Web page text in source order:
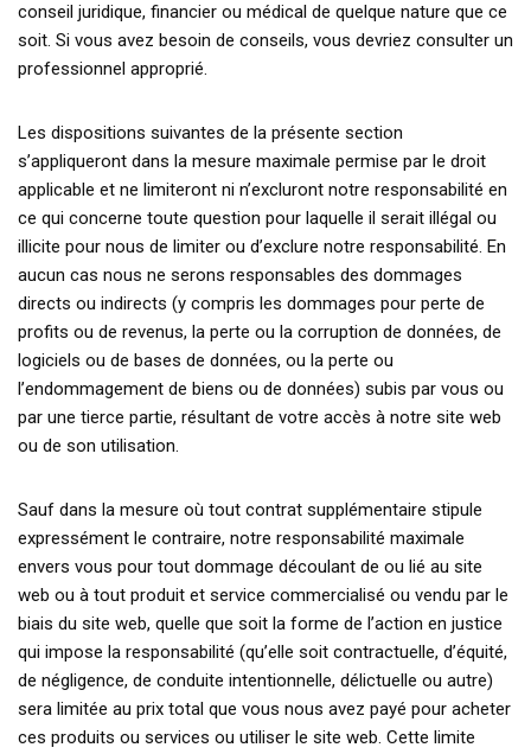
conseil juridique, financier ou médical de quelque nature que ce
soit. Si vous avez besoin de conseils, vous devriez consulter un
professionnel approprié.
Les dispositions suivantes de la présente section
s’appliqueront dans la mesure maximale permise par le droit
applicable et ne limiteront ni n’excluront notre responsabilité en
ce qui concerne toute question pour laquelle il serait illégal ou
illicite pour nous de limiter ou d’exclure notre responsabilité. En
aucun cas nous ne serons responsables des dommages
directs ou indirects (y compris les dommages pour perte de
profits ou de revenus, la perte ou la corruption de données, de
logiciels ou de bases de données, ou la perte ou
l’endommagement de biens ou de données) subis par vous ou
par une tierce partie, résultant de votre accès à notre site web
ou de son utilisation.
Sauf dans la mesure où tout contrat supplémentaire stipule
expressément le contraire, notre responsabilité maximale
envers vous pour tout dommage découlant de ou lié au site
web ou à tout produit et service commercialisé ou vendu par le
biais du site web, quelle que soit la forme de l’action en justice
qui impose la responsabilité (qu’elle soit contractuelle, d’équité,
de négligence, de conduite intentionnelle, délictuelle ou autre)
sera limitée au prix total que vous nous avez payé pour acheter
ces produits ou services ou utiliser le site web. Cette limite